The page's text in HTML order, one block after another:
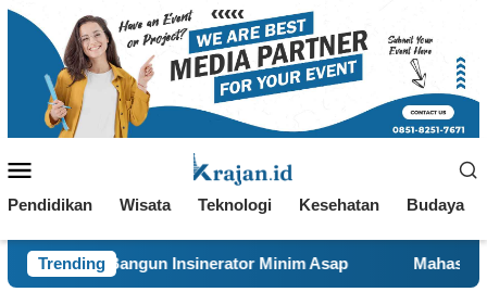
Loncat
Mobile
Pendidikan Wisata Teknologi Kesehatan Budaya
TrendingMinim Asap Mahasiswa KKN 29 UINSA